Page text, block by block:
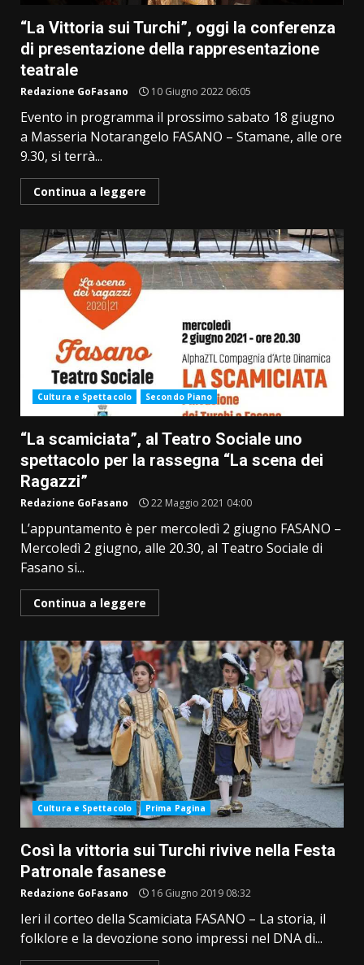
“La Vittoria sui Turchi”, oggi la conferenza
di presentazione della rappresentazione
teatrale
Redazione GoFasano 10 Giugno 2022 06:05
Evento in programma il prossimo sabato 18 giugno
a Masseria Notarangelo FASANO – Stamane, alle ore
9.30, si terrà...
Continua a leggere
Cultura e Spettacolo Secondo Piano
“La scamiciata”, al Teatro Sociale uno
spettacolo per la rassegna “La scena dei
Ragazzi”
Redazione GoFasano 22 Maggio 2021 04:00
L’appuntamento è per mercoledì 2 giugno FASANO –
Mercoledì 2 giugno, alle 20.30, al Teatro Sociale di
Fasano si...
Continua a leggere
Cultura e Spettacolo Prima Pagina
Così la vittoria sui Turchi rivive nella Festa
Patronale fasanese
Redazione GoFasano 16 Giugno 2019 08:32
Ieri il corteo della Scamiciata FASANO – La storia, il
folklore e la devozione sono impressi nel DNA di...